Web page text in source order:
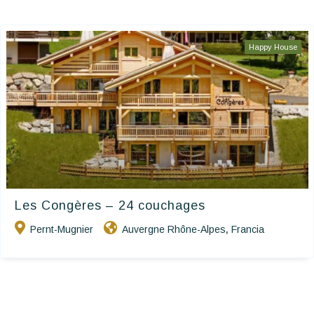
Happy House
Les Congères – 24 couchages
Pernt-Mugnier Auvergne Rhône-Alpes, Francia